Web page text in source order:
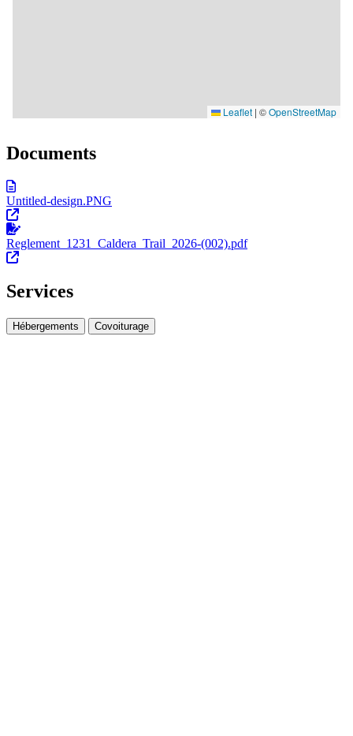
Documents
Untitled-design.PNG
Reglement_1231_Caldera_Trail_2026-(002).pdf
Services
Hébergements Covoiturage